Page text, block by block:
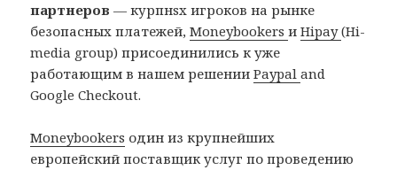
партнеров — курпнsх игроков на рынке
безопасных платежей,MoneybookersиHipay(Hi-
media group) присоединились к уже
работающим в нашем решенииPaypaland
Google Checkout.
Moneybookers один из крупнейших
европейский поставщик услуг по проведению